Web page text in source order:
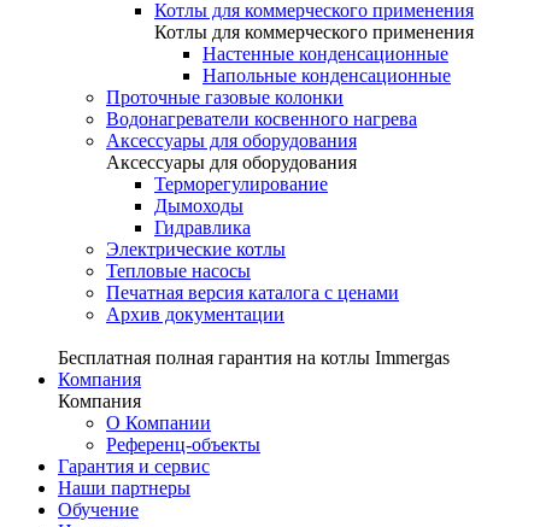
Котлы для коммерческого применения
Котлы для коммерческого применения
Настенные конденсационные
Напольные конденсационные
Проточные газовые колонки
Водонагреватели косвенного нагрева
Аксессуары для оборудования
Аксессуары для оборудования
Терморегулирование
Дымоходы
Гидравлика
Электрические котлы
Тепловые насосы
Печатная версия каталога с ценами
Архив документации
Бесплатная полная гарантия на котлы Immergas
Компания
Компания
О Компании
Референц-объекты
Гарантия и сервис
Наши партнеры
Обучение